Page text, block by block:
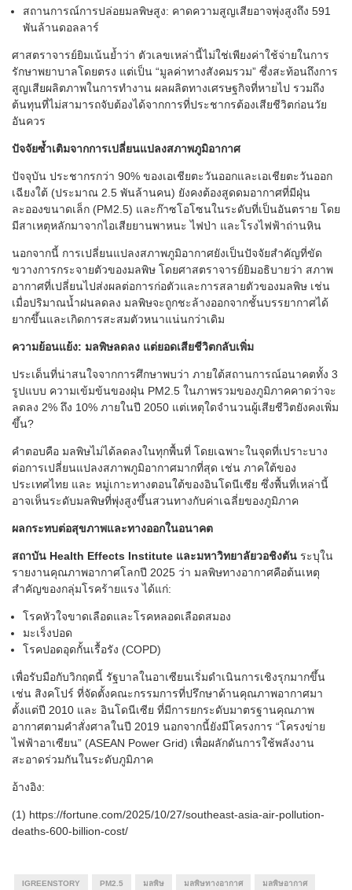
สถานการณ์การปล่อยมลพิษสูง: คาดความสูญเสียอาจพุ่งสูงถึง 591
พันล้านดอลลาร์
ศาสตราจารย์ยิมเน้นย้ำว่า ตัวเลขเหล่านี้ไม่ใช่เพียงค่าใช้จ่ายในการ
รักษาพยาบาลโดยตรง แต่เป็น “มูลค่าทางสังคมรวม” ซึ่งสะท้อนถึงการ
สูญเสียผลิตภาพในการทำงาน ผลผลิตทางเศรษฐกิจที่หายไป รวมถึง
ต้นทุนที่ไม่สามารถจับต้องได้จากการที่ประชากรต้องเสียชีวิตก่อนวัย
อันควร
ปัจจัยซ้ำเติมจากการเปลี่ยนแปลงสภาพภูมิอากาศ
ปัจจุบัน ประชากรกว่า 90% ของเอเชียตะวันออกและเอเชียตะวันออก
เฉียงใต้ (ประมาณ 2.5 พันล้านคน) ยังคงต้องสูดดมอากาศที่มีฝุ่น
ละอองขนาดเล็ก (PM2.5) และก๊าซโอโซนในระดับที่เป็นอันตราย โดย
มีสาเหตุหลักมาจากไอเสียยานพาหนะ ไฟป่า และโรงไฟฟ้าถ่านหิน
นอกจากนี้ การเปลี่ยนแปลงสภาพภูมิอากาศยังเป็นปัจจัยสำคัญที่ขัด
ขวางการกระจายตัวของมลพิษ โดยศาสตราจารย์ยิมอธิบายว่า สภาพ
อากาศที่เปลี่ยนไปส่งผลต่อการก่อตัวและการสลายตัวของมลพิษ เช่น
เมื่อปริมาณน้ำฝนลดลง มลพิษจะถูกชะล้างออกจากชั้นบรรยากาศได้
ยากขึ้นและเกิดการสะสมตัวหนาแน่นกว่าเดิม
ความย้อนแย้ง: มลพิษลดลง แต่ยอดเสียชีวิตกลับเพิ่ม
ประเด็นที่น่าสนใจจากการศึกษาพบว่า ภายใต้สถานการณ์อนาคตทั้ง 3
รูปแบบ ความเข้มข้นของฝุ่น PM2.5 ในภาพรวมของภูมิภาคคาดว่าจะ
ลดลง 2% ถึง 10% ภายในปี 2050 แต่เหตุใดจำนวนผู้เสียชีวิตยังคงเพิ่ม
ขึ้น?
คำตอบคือ มลพิษไม่ได้ลดลงในทุกพื้นที่ โดยเฉพาะในจุดที่เปราะบาง
ต่อการเปลี่ยนแปลงสภาพภูมิอากาศมากที่สุด เช่น ภาคใต้ของ
ประเทศไทย และ หมู่เกาะทางตอนใต้ของอินโดนีเซีย ซึ่งพื้นที่เหล่านี้
อาจเห็นระดับมลพิษที่พุ่งสูงขึ้นสวนทางกับค่าเฉลี่ยของภูมิภาค
ผลกระทบต่อสุขภาพและทางออกในอนาคต
สถาบัน Health Effects Institute และมหาวิทยาลัยวอชิงตัน ระบุใน
รายงานคุณภาพอากาศโลกปี 2025 ว่า มลพิษทางอากาศคือต้นเหตุ
สำคัญของกลุ่มโรคร้ายแรง ได้แก่:
โรคหัวใจขาดเลือดและโรคหลอดเลือดสมอง
มะเร็งปอด
โรคปอดอุดกั้นเรื้อรัง (COPD)
เพื่อรับมือกับวิกฤตนี้ รัฐบาลในอาเซียนเริ่มดำเนินการเชิงรุกมากขึ้น
เช่น สิงคโปร์ ที่จัดตั้งคณะกรรมการที่ปรึกษาด้านคุณภาพอากาศมา
ตั้งแต่ปี 2010 และ อินโดนีเซีย ที่มีการยกระดับมาตรฐานคุณภาพ
อากาศตามคำสั่งศาลในปี 2019 นอกจากนี้ยังมีโครงการ “โครงข่าย
ไฟฟ้าอาเซียน” (ASEAN Power Grid) เพื่อผลักดันการใช้พลังงาน
สะอาดร่วมกันในระดับภูมิภาค
อ้างอิง:
(1) https://fortune.com/2025/10/27/southeast-asia-air-pollution-
deaths-600-billion-cost/
IGREENSTORY PM2.5 มลพิษ มลพิษทางอากาศ มลพิษอากาศ